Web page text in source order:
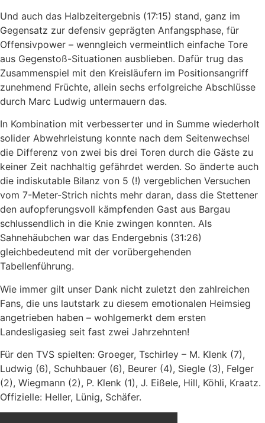
Und auch das Halbzeitergebnis (17:15) stand, ganz im
Gegensatz zur defensiv geprägten Anfangsphase, für
Offensivpower – wenngleich vermeintlich einfache Tore
aus Gegenstoß-Situationen ausblieben. Dafür trug das
Zusammenspiel mit den Kreisläufern im Positionsangriff
zunehmend Früchte, allein sechs erfolgreiche Abschlüsse
durch Marc Ludwig untermauern das.
In Kombination mit verbesserter und in Summe wiederholt
solider Abwehrleistung konnte nach dem Seitenwechsel
die Differenz von zwei bis drei Toren durch die Gäste zu
keiner Zeit nachhaltig gefährdet werden. So änderte auch
die indiskutable Bilanz von 5 (!) vergeblichen Versuchen
vom 7-Meter-Strich nichts mehr daran, dass die Stettener
den aufopferungsvoll kämpfenden Gast aus Bargau
schlussendlich in die Knie zwingen konnten. Als
Sahnehäubchen war das Endergebnis (31:26)
gleichbedeutend mit der vorübergehenden
Tabellenführung.
Wie immer gilt unser Dank nicht zuletzt den zahlreichen
Fans, die uns lautstark zu diesem emotionalen Heimsieg
angetrieben haben – wohlgemerkt dem ersten
Landesligasieg seit fast zwei Jahrzehnten!
Für den TVS spielten: Groeger, Tschirley – M. Klenk (7),
Ludwig (6), Schuhbauer (6), Beurer (4), Siegle (3), Felger
(2), Wiegmann (2), P. Klenk (1), J. Eißele, Hill, Köhli, Kraatz.
Offizielle: Heller, Lünig, Schäfer.